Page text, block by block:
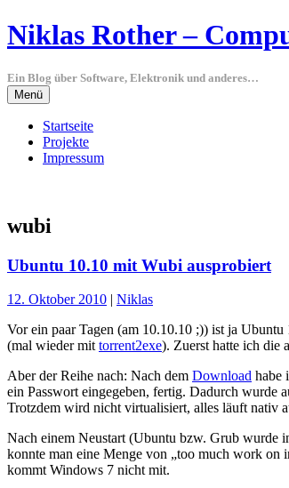
Springe
zum
Niklas Rother –
Ein Blog über Software, Elektronik und anderes…
Menü
Startseite
Projekte
Impressum
wubi
Ubuntu 10.10 mit Wubi ausprobiert
12. Oktober 2010 | Niklas
Vor ein paar Tagen (am 10.10.10 ;)) ist ja
(mal wieder mittorrent2exe). Zuerst hatte ich die
Aber der Reihe nach: Nach dem Download habe
ein Passwort eingegeben, fertig. Dadurch wurde
Trotzdem wird nicht virtualisiert, alles läuft nativ
Nach einem Neustart (Ubuntu bzw. Grub wurde
konnte man eine Menge von „too much work on
kommt Windows 7 nicht mit.